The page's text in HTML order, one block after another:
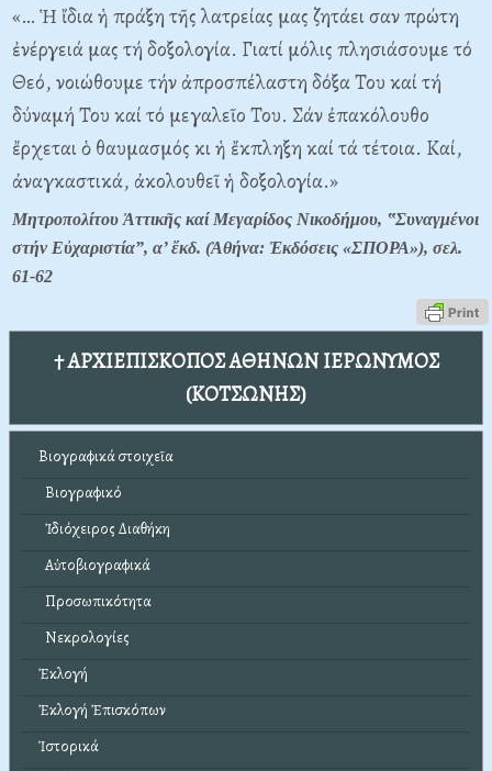
«… Ἡ ἴδια ἡ πράξη τῆς λατρείας μας ζητάει σαν πρώτη
ἐνέργειά μας τή δοξολογία. Γιατί μόλις πλησιάσουμε τό
Θεό, νοιώθουμε τήν ἀπροσπέλαστη δόξα Του καί τή
δύναμή Του καί τό μεγαλεῖο Του. Σάν ἐπακόλουθο
ἔρχεται ὁ θαυμασμός κι ἡ ἔκπληξη καί τά τέτοια. Καί,
ἀναγκαστικά, ἀκολουθεῖ ἡ δοξολογία.»
Μητροπολίτου Ἀττικῆς καί Μεγαρίδος Νικοδήμου, ‟Συναγμένοι
στήν Εὐχαριστία”, α’ ἔκδ. (Ἀθήνα: Ἐκδόσεις «ΣΠΟΡΑ»), σελ.
61-62
† ΑΡΧΙΕΠΙΣΚΟΠΟΣ ΑΘΗΝΩΝ ΙΕΡΩΝΥΜΟΣ
(ΚΟΤΣΩΝΗΣ)
Βιογραφικά στοιχεῖα
Βιογραφικό
Ἰδιόχειρος Διαθήκη
Αὐτοβιογραφικά
Προσωπικότητα
Νεκρολογίες
Ἐκλογή
Ἐκλογή Ἐπισκόπων
Ἱστορικά